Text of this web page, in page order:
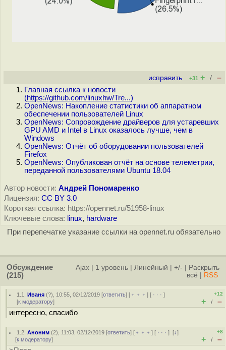
исправить +31 + / –
Главная ссылка к новости
(https://github.com/linuxhw/Tre...)
OpenNews: Накопление статистики об аппаратном
обеспечении пользователей Linux
OpenNews: Сопровождение драйверов для устаревших
GPU AMD и Intel в Linux оказалось лучше, чем в
Windows
OpenNews: Отчёт об оборудовании пользователей
Firefox
OpenNews: Опубликован отчёт на основе телеметрии,
переданной пользователями Ubuntu 18.04
Автор новости: Андрей Пономаренко
Лицензия: CC BY 3.0
Короткая ссылка: https://opennet.ru/51958-linux
Ключевые слова: linux, hardware
При перепечатке указание ссылки на opennet.ru обязательно
Обсуждение
(215)
Ajax 1 уровень Линейный +/-
Раскрыть
всё
RSS
1.1 ,Иваня (?), 10:55, 02/12/2019 [ответить] [ ﹢﹢﹢] [ · · ·]
[к модератору]
+12
+ / –
интересно, спасибо
1.2 ,Аноним (2), 11:03, 02/12/2019 [ответить] [ ﹢﹢﹢] [ · · ·][↓]
[к модератору]
+8
+ / –